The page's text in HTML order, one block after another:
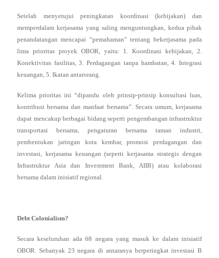
Setelah menyetujui peningkatan koordinasi (kebijakan) dan
memperdalam kerjasama yang saling menguntungkan, kedua pihak
penandatangan mencapai “pemahaman” tentang bekerjasama pada
lima prioritas proyek OBOR, yaitu: 1. Koordinasi kebijakan, 2.
Konektivitas fasilitas, 3. Perdagangan tanpa hambatan, 4. Integrasi
keuangan, 5. Ikatan antarorang.
Kelima prioritas ini “dipandu oleh prinsip-prinsip konsultasi luas,
kontribusi bersama dan manfaat bersama”. Secara umum, kerjasama
dapat mencakup berbagai bidang seperti pengembangan infrastruktur
transportasi bersama, pengaturan bersama taman industri,
pembentukan jaringan kota kembar, promosi perdagangan dan
investasi, kerjasama keuangan (seperti kerjasama strategis dengan
Infrastruktur Asia dan Investment Bank, AIIB) atau kolaborasi
bersama dalam inisiatif regional.
Debt Colonialism?
Secara keseluruhan ada 68 negara yang masuk ke dalam inisiatif
OBOR. Sebanyak 23 negara di antaranya berperingkat investasi B